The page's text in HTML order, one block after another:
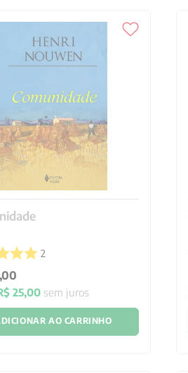
2
,00
25,00 sem juros
AO CARRINHO